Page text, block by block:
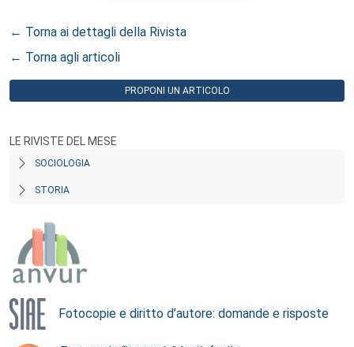
← Torna ai dettagli della Rivista
← Torna agli articoli
PROPONI UN ARTICOLO
LE RIVISTE DEL MESE
SOCIOLOGIA
STORIA
Fotocopie e diritto d’autore: domande e risposte